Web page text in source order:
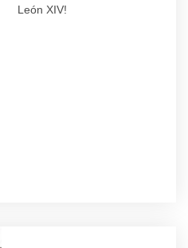
León XIV!